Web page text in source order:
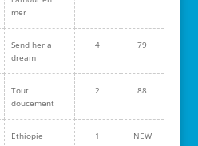
mer
Send her a
dream
4 79
Tout
doucement
2 88
Ethiopie 1 NEW